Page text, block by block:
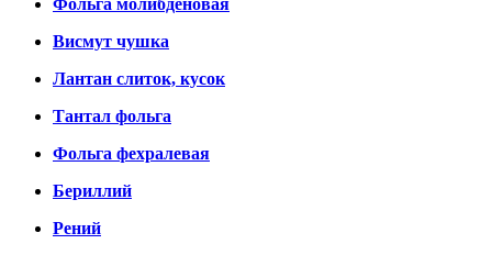
Фольга молибденовая
Висмут чушка
Лантан слиток, кусок
Тантал фольга
Фольга фехралевая
Бериллий
Рений